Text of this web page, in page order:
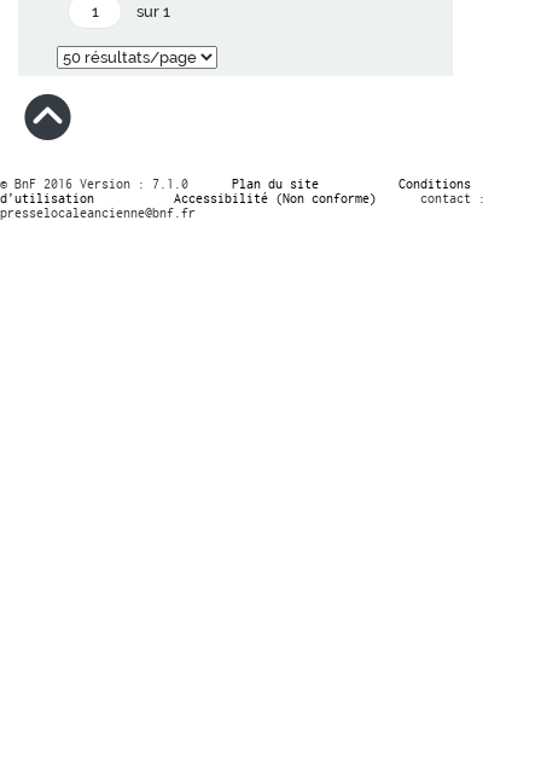
sur 1
© BnF 2016 Version : 7.1.0 Plan du site
Conditions
d’utilisation
Accessibilité (Non conforme)
contact :
presselocaleancienne@bnf.fr